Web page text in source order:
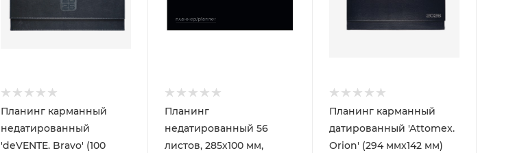
Планинг карманный
недатированный
'deVENTE. Bravo' (100
Планинг
недатированный 56
листов, 285х100 мм,
Планинг карманный
датированный 'Attomex.
Orion' (294 ммx142 мм)